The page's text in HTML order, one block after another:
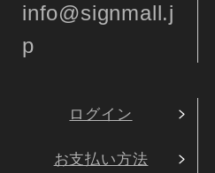
info@signmall.j
p
ログイン
お支払い方法